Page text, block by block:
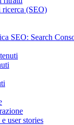
(SEO)
SEO: Search
user stories